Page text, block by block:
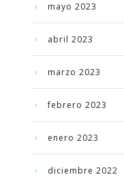
mayo 2023
abril 2023
marzo 2023
febrero 2023
enero 2023
diciembre 2022